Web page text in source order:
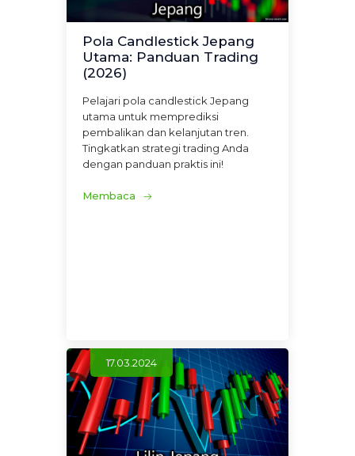
Pola Candlestick Jepang
Utama: Panduan Trading
(2026)
Pelajari pola candlestick Jepang
utama untuk memprediksi
pembalikan dan kelanjutan tren.
Tingkatkan strategi trading Anda
dengan panduan praktis ini!
Membaca
17.03.2024